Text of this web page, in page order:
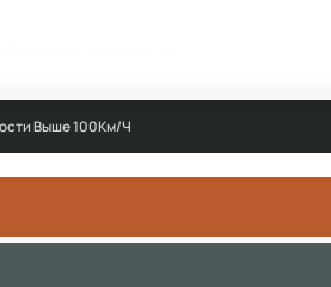
Выше 100Км/Ч